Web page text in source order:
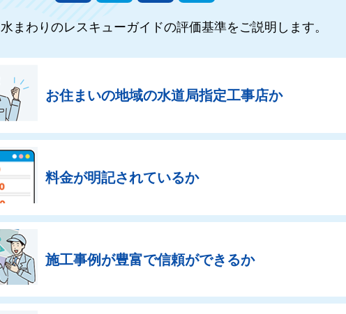
水まわりのレスキューガイドの評価基準をご説明します。
お住まいの地域の水道局指定工事店か
料金が明記されているか
施工事例が豊富で信頼ができるか